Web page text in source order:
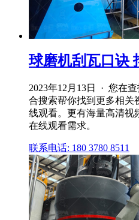
球磨机刮瓦口诀
2023年12月13日 · 您在
合搜索帮你找到更多相关
线观看。更有海量高清视
在线观看需求。
联系电话: 180 3780 8511